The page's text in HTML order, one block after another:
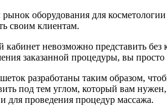
оборудования для
своим клиентам.
невозможно представить
заказанной процедуры, вы
разработаны таким образом,
под тем углом, который вам
для проведения процедур массажа.